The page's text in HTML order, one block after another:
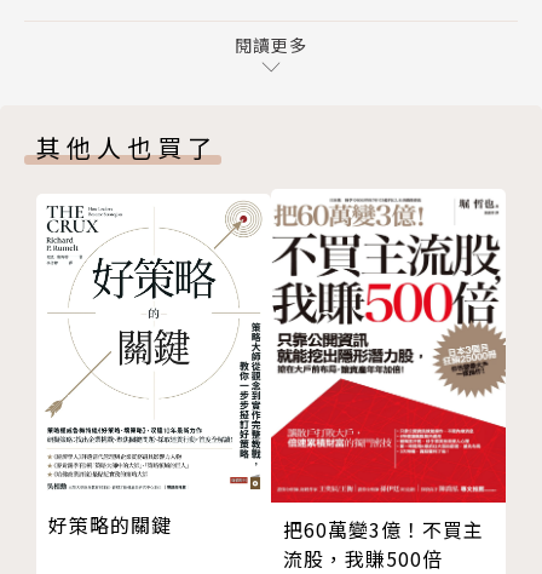
些企業的發展，網路上也組成「小是我故意的社群」，
慧？
給自己一點時間，培養「企業靈魂」
十年了，他們的魔咒還在嗎？
天上掉下一筆超級大生意，卻是噩夢的開始……
踏上人煙稀少的路，將有非常可觀的回報
想清楚：你真的想把自己的公司賣掉嗎？——克里夫能
量棒公司的故事
小餐廳生意好，就去開分店，通嗎？——辛格曼商業社
群的故事
為「營業額」打拚，真是蠢斃了！——城市倉儲公司的
故事
你的咖啡好棒，要不要開分店呀？——聯合廣場的故事
開餐廳的「五分鐘原則」，還有……員工的前途
要有所選擇，就要先有所堅持
第2章 老闆，魔鬼現身了……
閱讀更多
其他人也買了
好策略的關鍵
把60萬變3億！不買主
流股，我賺500倍